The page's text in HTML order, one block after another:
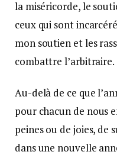
la miséricorde, le
ceux qui sont
mon soutien et les
combattre l’arbitraire.
Au-delà de ce que
pour chacun de nous
peines ou de joies, de
dans une nouvelle